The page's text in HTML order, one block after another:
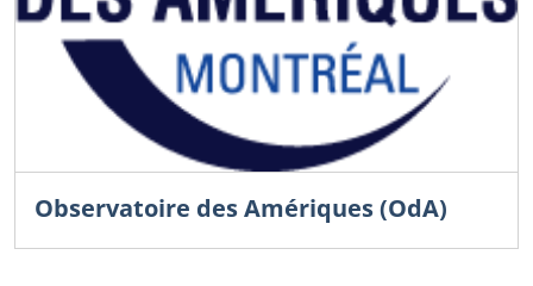
Observatoire des Amériques (OdA)